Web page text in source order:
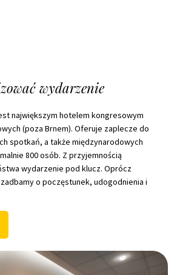
wydarzenie
największym hotelem kongresowym
(poza Brnem). Oferuje zaplecze do
spotkań, a także międzynarodowych
800 osób. Z przyjemnością
wydarzenie pod klucz. Oprócz
o poczęstunek, udogodnienia i